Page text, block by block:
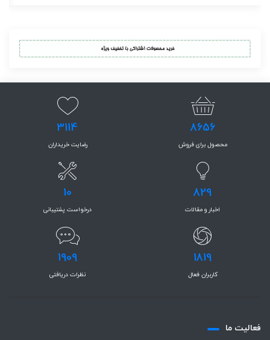
8656
محصول برای فروش
3114
رضایت خریداران
829
اخبار و مقالات
10
درخواست پشتیبانی
1819
کاربران فعال
1909
نظرات دریافتی
فعاليت ما